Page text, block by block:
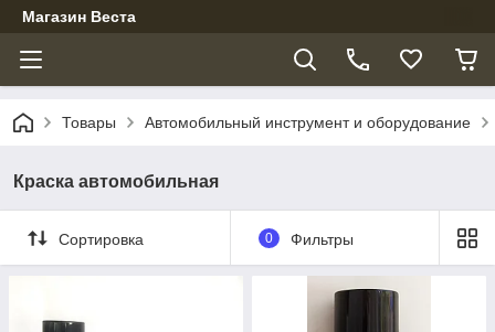
Магазин Веста
Товары Автомобильный инструмент и оборудование
Краска автомобильная
Сортировка 0 Фильтры